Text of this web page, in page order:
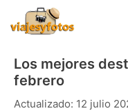
contenido
Los mejores
febrero
12 julio